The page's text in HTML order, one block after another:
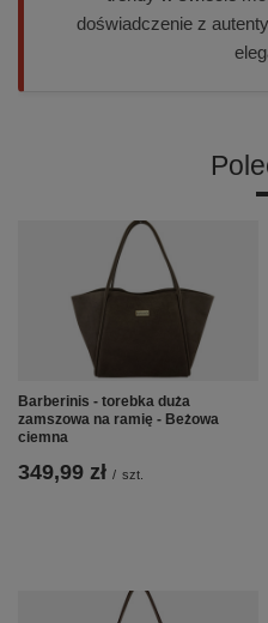
doświadczenie z
Barberinis - torebka duża
zamszowa na ramię - Beżowa
ciemna
349,99 zł / szt.